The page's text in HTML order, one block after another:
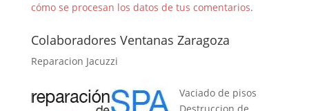
cómo se procesan los datos de tus comentarios.
Colaboradores Ventanas Zaragoza
Reparacion Jacuzzi
Vaciado de pisos